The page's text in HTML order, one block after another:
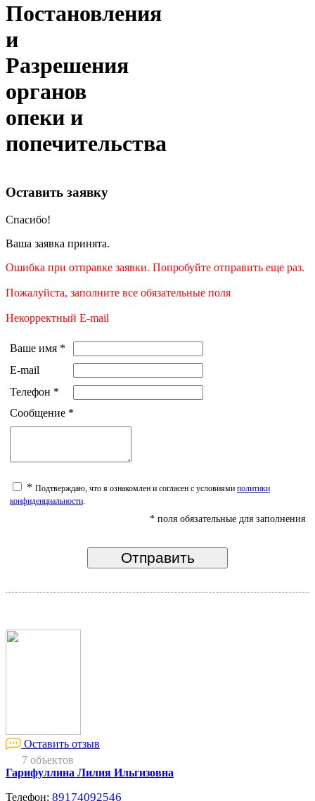
Постановления
и
Разрешения
органов
опеки и
попечительства
Оставить заявку
Спасибо!
Ваша заявка принята.
Ошибка при отправке заявки. Попробуйте отправить еще раз.
Пожалуйста, заполните все обязательные поля
Некорректный E-mail
Ваше имя *
E-mail
Телефон *
Сообщение *
* Подтверждаю, что я ознакомлен и согласен с условиями политики
конфиденциальности
* поля обязательные для заполнения
Оставить отзыв
7 объектов
Гарифуллина Лилия Ильгизовна
Телефон: 89174092546